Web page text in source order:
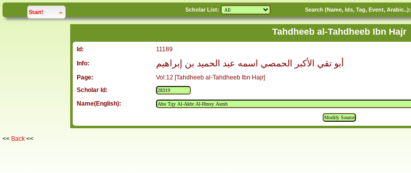
Start!click to Scholar List: Search (Name, Ids, Tag, Event, Arabic..):
Tahdheeb al-Tahdheeb Ibn Hajr
Id:
11189
Info:
أبو تقي الأكبر الحمصي اسمه عبد الحميد بن إبراهيم
Page:
Vol:12 [Tahdheeb al-Tahdheeb Ibn Hajr]
Scholar Id:
Name(English):
<< Back <<